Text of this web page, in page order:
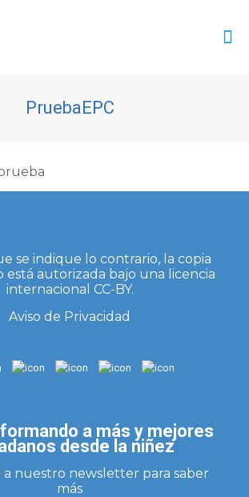
PruebaEPC
se indique lo contrario, la copia
está autorizada bajo una licencia
internacional CC-BY.
Aviso de Privacidad
a más y mejores
desde la niñez
nuestro newsletter para saber
más